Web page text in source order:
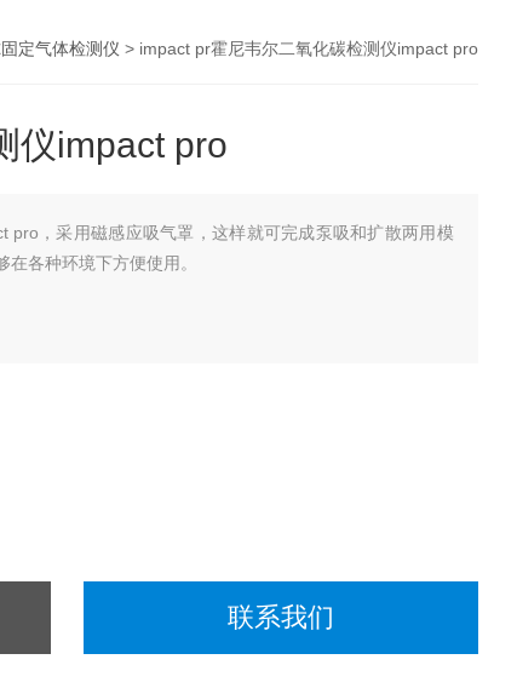
固定气体检测仪 > impact pr霍尼韦尔二氧化碳检测仪impact pro
仪impact pro
pro，采用磁感应吸气罩，这样就可完成泵吸和扩散两用模
人员能够在各种环境下方便使用。
联系我们